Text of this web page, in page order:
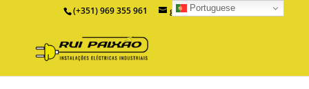
(+351) 969 355 961 geral@ruipaixao.pt
Portuguese